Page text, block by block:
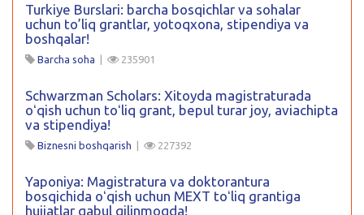
Turkiye Burslari: barcha bosqichlar va sohalar
uchun to’liq grantlar, yotoqxona, stipendiya va
boshqalar!
Barcha soha | 235901
Schwarzman Scholars: Xitoyda magistraturada
oʻqish uchun toʻliq grant, bepul turar joy, aviachipta
va stipendiya!
Biznesni boshqarish | 227392
Yaponiya: Magistratura va doktorantura
bosqichida oʻqish uchun MEXT toʻliq grantiga
hujjatlar qabul qilinmoqda!